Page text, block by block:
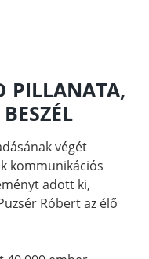
PILLANATA,
végét
kommunikációs
adott ki,
Róbert az élő